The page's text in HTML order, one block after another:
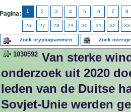
Pagina: 1 2 3 4 5 6 7 8
26 27 28 29 30 31 32 33
Zoek cryptogrammen Zoek
1030592 Van sterke
onderzoek uit 2020
leden van de Duitse
Sovjet-Unie werden